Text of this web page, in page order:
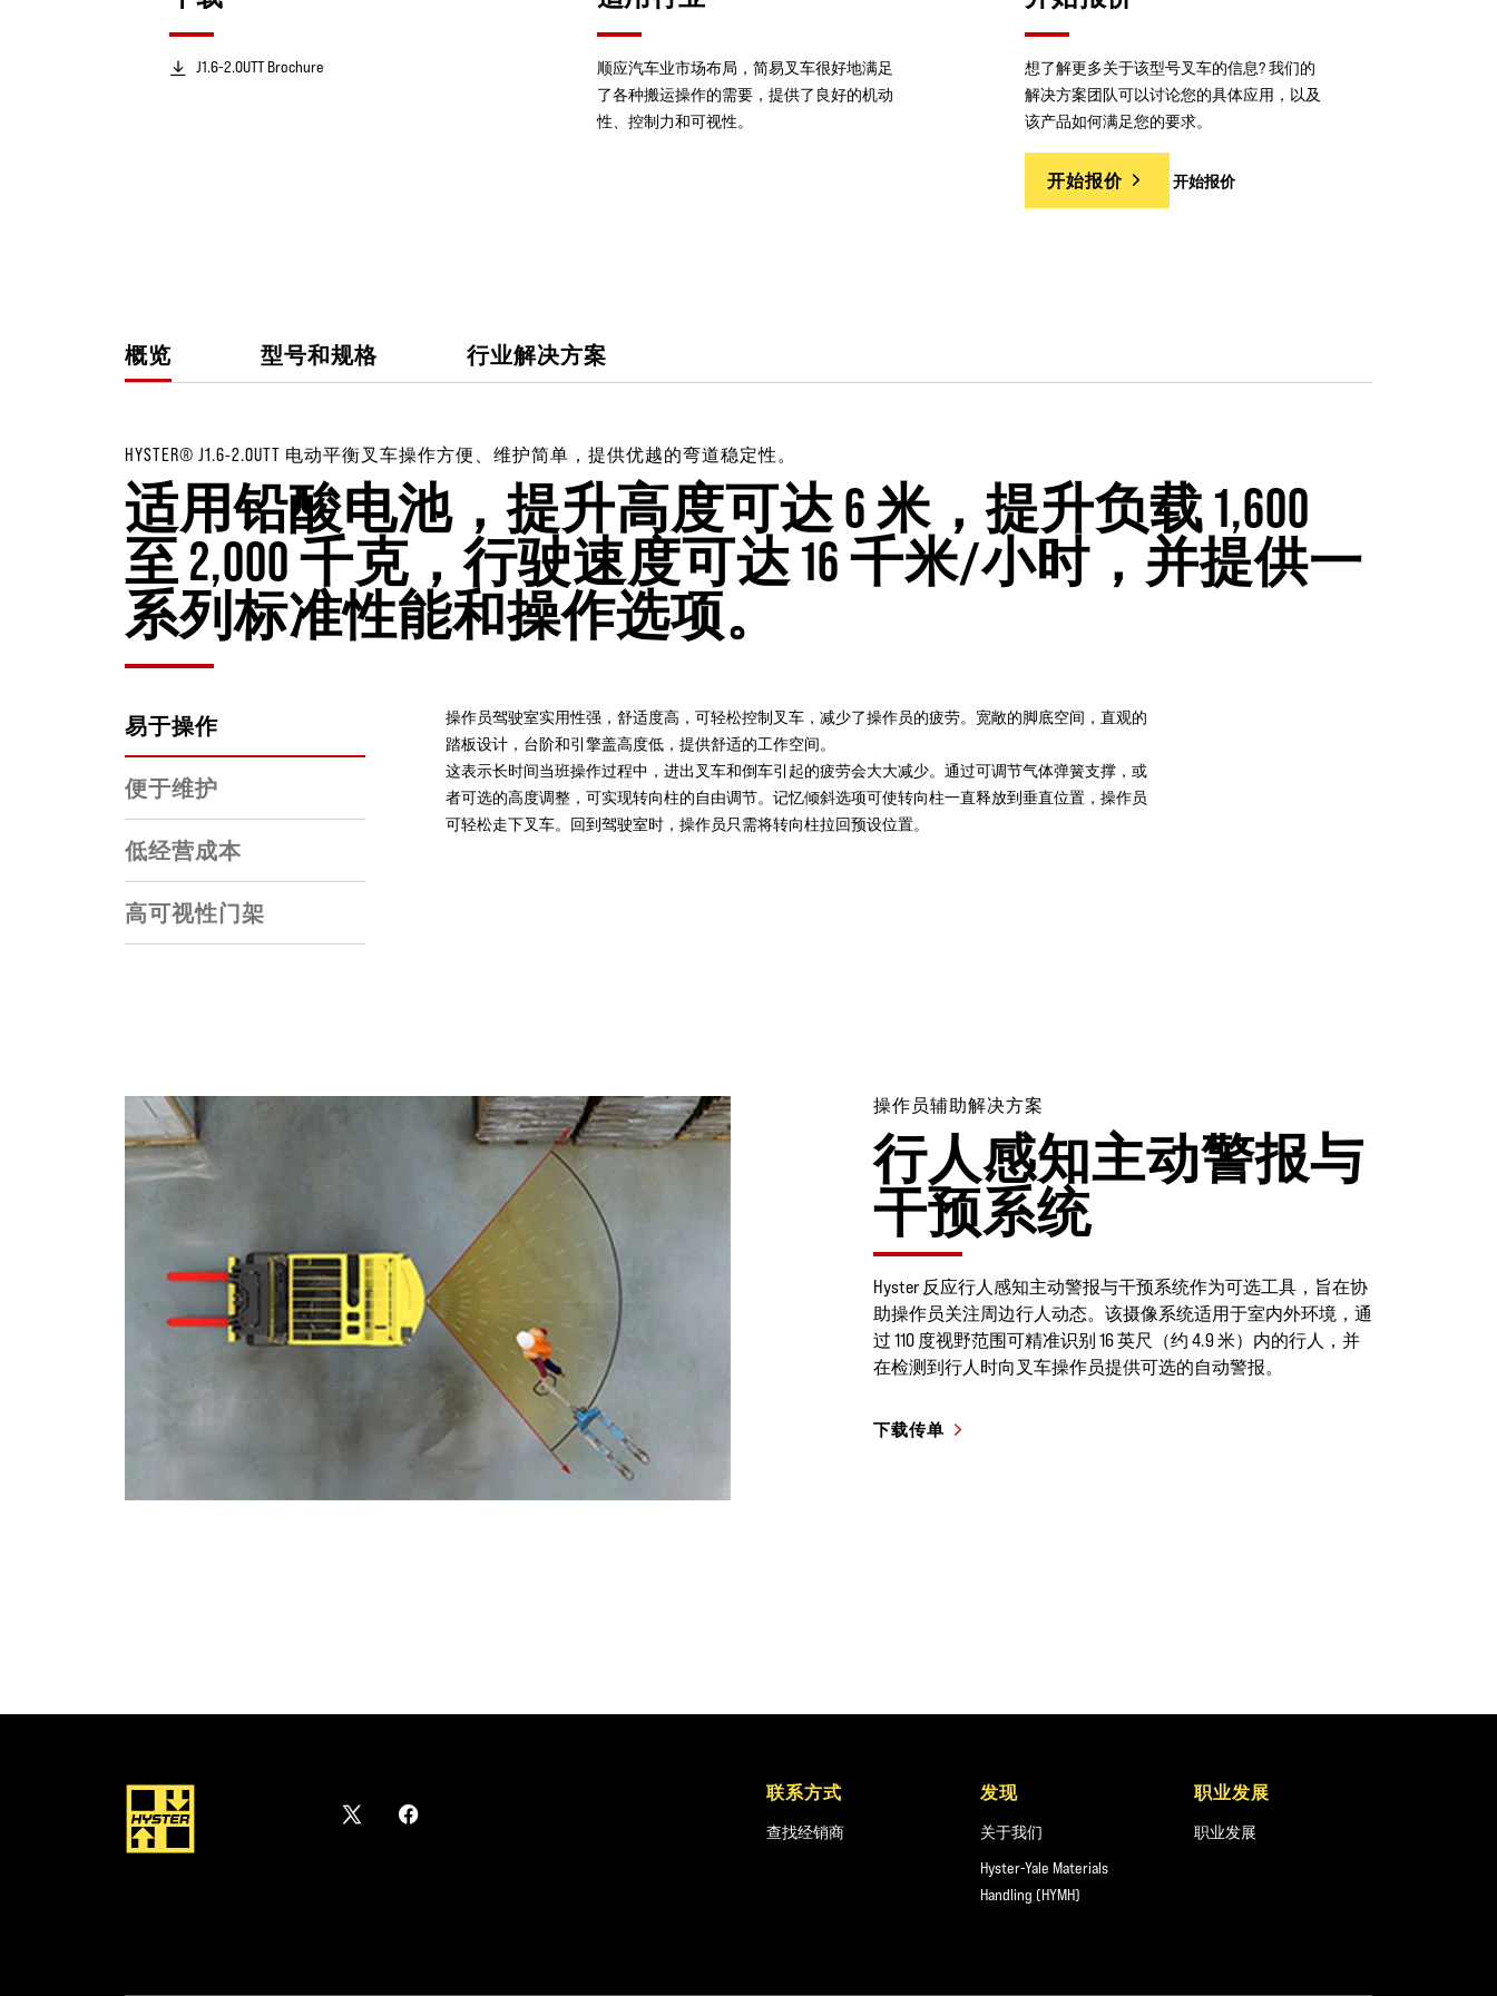
J1.6-2.0UTT Brochure
顺应汽车业市场布局，简易叉车很好地满足
了各种搬运操作的需要，提供了良好的机动
性、控制力和可视性。
想了解更多关于该型号叉车的信息? 我们的
解决方案团队可以讨论您的具体应用，以及
该产品如何满足您的要求。
开始报价 开始报价
概览 型号和规格 行业解决方案
HYSTER® J1.6-2.0UTT 电动平衡叉车操作方便、维护简单，提供优越的弯道稳定性。
适用铅酸电池，提升高度可达 6 米，提升负载 1,600
至 2,000 千克，行驶速度可达 16 千米/小时，并提供一
系列标准性能和操作选项。
易于操作
便于维护
低经营成本
高可视性门架
操作员驾驶室实用性强，舒适度高，可轻松控制叉车，减少了操作员的疲劳。宽敞的脚底空间，直观的
踏板设计，台阶和引擎盖高度低，提供舒适的工作空间。
这表示长时间当班操作过程中，进出叉车和倒车引起的疲劳会大大减少。通过可调节气体弹簧支撑，或
者可选的高度调整，可实现转向柱的自由调节。记忆倾斜选项可使转向柱一直释放到垂直位置，操作员
可轻松走下叉车。回到驾驶室时，操作员只需将转向柱拉回预设位置。
操作员辅助解决方案
行人感知主动警报与
干预系统
Hyster 反应行人感知主动警报与干预系统作为可选工具，旨在协
助操作员关注周边行人动态。该摄像系统适用于室内外环境，通
过 110 度视野范围可精准识别 16 英尺（约 4.9 米）内的行人，并
在检测到行人时向叉车操作员提供可选的自动警报。
下载传单
联系方式
查找经销商
发现
关于我们
Hyster-Yale Materials
Handling (HYMH)
职业发展
职业发展